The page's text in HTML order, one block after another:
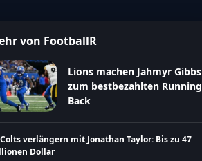
von FootballR
Lions machen Jahmyr Gibbs
zum bestbezahlten Running
Back
Colts verlängern mit Jonathan Taylor: Bis zu 47
Dollar